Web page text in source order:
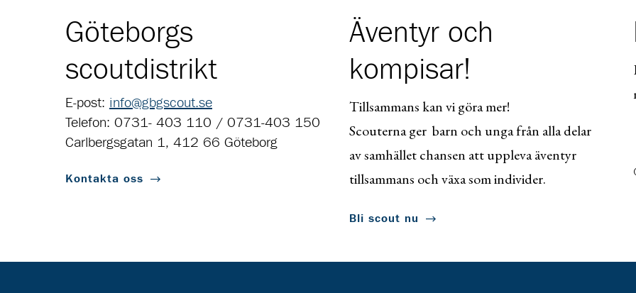
Göteborgs
scoutdistrikt
E-post: info@gbgscout.se
Telefon: 0731- 403 110 / 0731-403 150
Carlbergsgatan 1, 412 66 Göteborg
Kontakta oss
Äventyr och
kompisar!
Tillsammans kan vi göra mer!
Scouterna ger barn och unga från alla delar
av samhället chansen att uppleva äventyr
tillsammans och växa som individer.
Bli scout nu